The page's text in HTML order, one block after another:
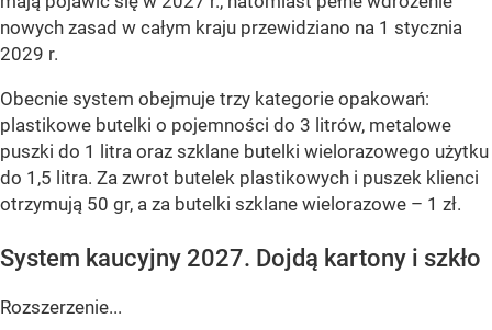
nowych zasad w całym kraju przewidziano na 1 stycznia
2029 r.
Obecnie system obejmuje trzy kategorie opakowań:
plastikowe butelki o pojemności do 3 litrów, metalowe
puszki do 1 litra oraz szklane butelki wielorazowego użytku
do 1,5 litra. Za zwrot butelek plastikowych i puszek klienci
otrzymują 50 gr, a za butelki szklane wielorazowe – 1 zł.
System kaucyjny 2027. Dojdą kartony i szkło
Rozszerzenie...